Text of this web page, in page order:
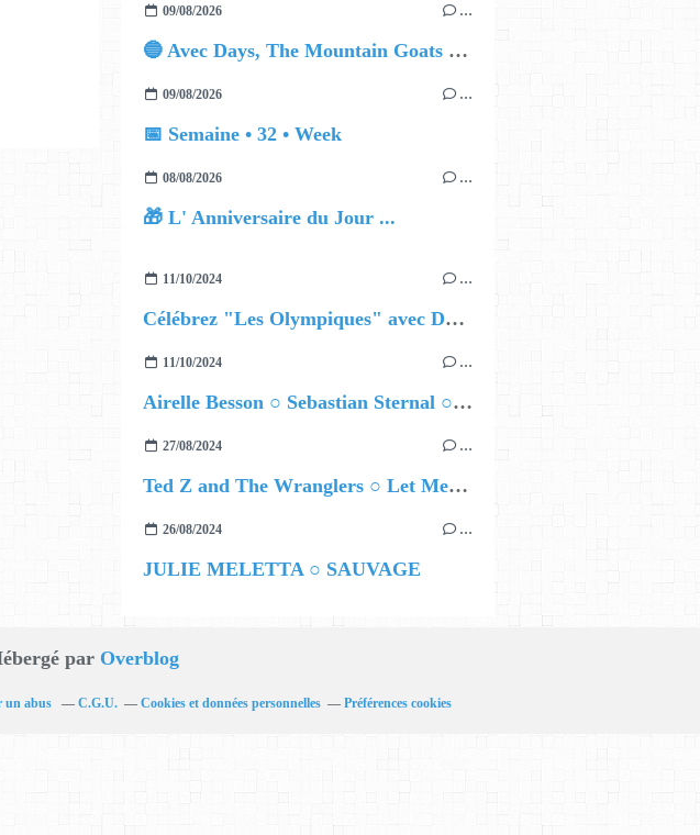
09/08/2026 …
🔵 Avec Days, The Mountain Goats remontent le fil du temps
09/08/2026 …
📅 Semaine • 32 • Week
08/08/2026 …
🎁 L' Anniversaire du Jour ...
11/10/2024 …
Célébrez "Les Olympiques" avec DVTR !
11/10/2024 …
Airelle Besson ○ Sebastian Sternal ○ Jonas Burgwinkel
27/08/2024 …
Ted Z and The Wranglers ○ Let Me Be Your Sin
26/08/2024 …
JULIE MELETTA ○ SAUVAGE
par Overblog
un abus C.G.U. Cookies et données personnelles Préférences cookies